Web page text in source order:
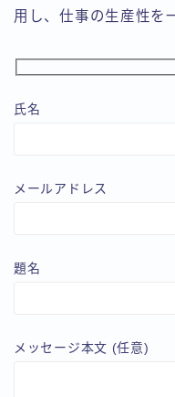
用し、仕事の生産性を
氏名
メールアドレス
題名
メッセージ本文 (任意)